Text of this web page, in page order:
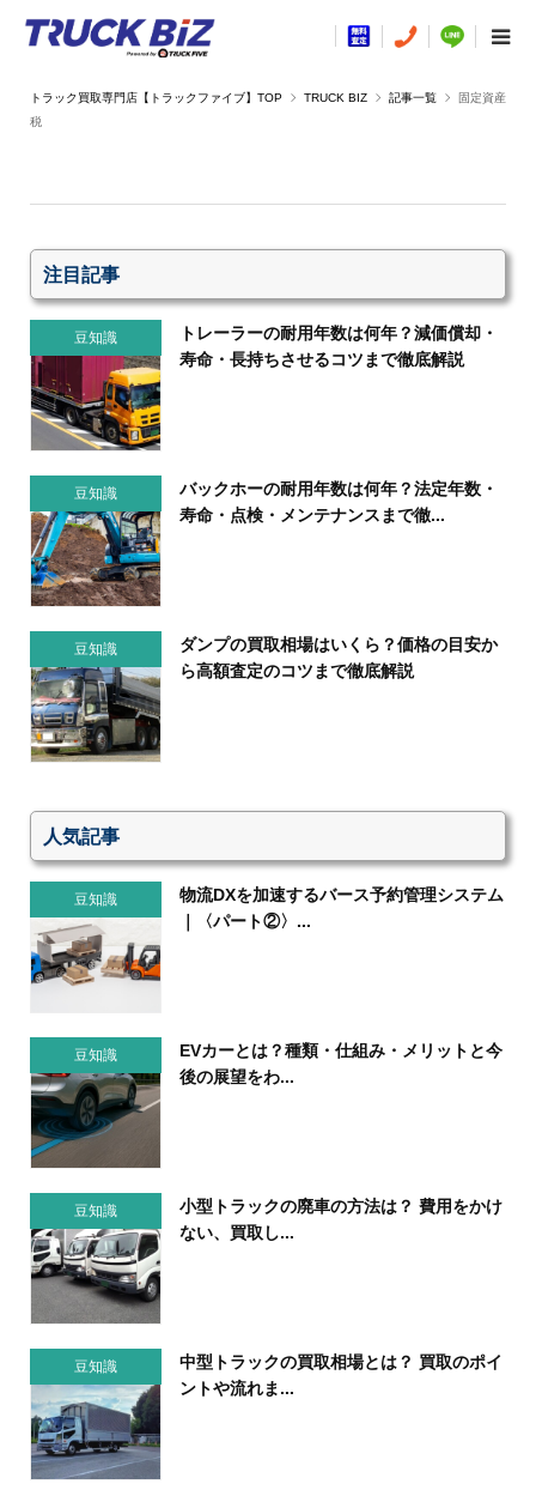
TRUCK BIZ 記事一覧
固定資産
税
注目記事
豆知識
トレーラーの耐用年数は何年？減価償却・
寿命・長持ちさせるコツまで徹底解説
豆知識
バックホーの耐用年数は何年？法定年数・
寿命・点検・メンテナンスまで徹...
豆知識
ダンプの買取相場はいくら？価格の目安か
ら高額査定のコツまで徹底解説
人気記事
豆知識
物流DXを加速するバース予約管理システム
｜〈パート②〉...
豆知識
EVカーとは？種類・仕組み・メリットと今
後の展望をわ...
豆知識
小型トラックの廃車の方法は？ 費用をかけ
ない、買取し...
豆知識
中型トラックの買取相場とは？ 買取のポイ
ントや流れま...